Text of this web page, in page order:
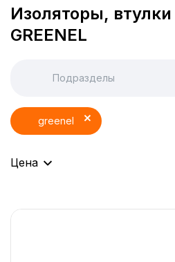
Изоляторы,
GREENEL
Подразделы
greenel
Цена